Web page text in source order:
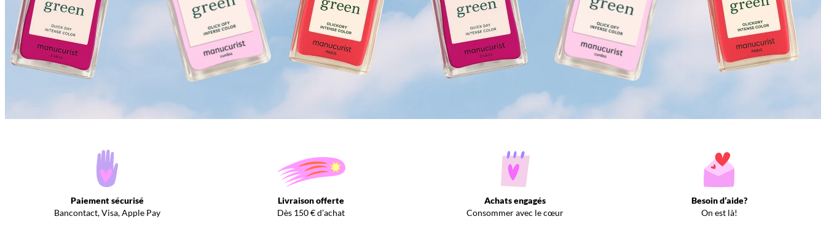
Paiement sécurisé
Bancontact, Visa, Apple Pay
Livraison offerte
Dès 150 € d’achat
Achats engagés
Consommer avec le cœur
Besoin d’aide?
On est là!